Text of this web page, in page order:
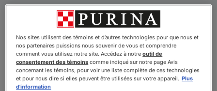
Produits
Nos sites utilisent des témoins et d’autres technologies pour que nous et
nos partenaires puissions nous souvenir de vous et comprendre
comment vous utilisez notre site. Accédez à notreoutil de
consentement des témoins comme indiqué sur notre page Avis
concernant les témoins, pour voir une liste complète de ces technologies
et pour nous dire si elles peuvent être utilisées sur votre appareil. Plus
d'information